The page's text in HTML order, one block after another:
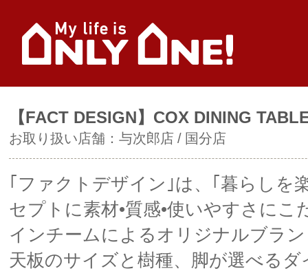
【FACT DESIGN】COX DINING
お取り扱い店舗： 与次郎店 国分店
｢ファクトデザイン｣は、｢暮らしを
セプトに素材•質感•使いやすさにこ
インチームによるオリジナルブラ
天板のサイズと樹種、脚が選べる